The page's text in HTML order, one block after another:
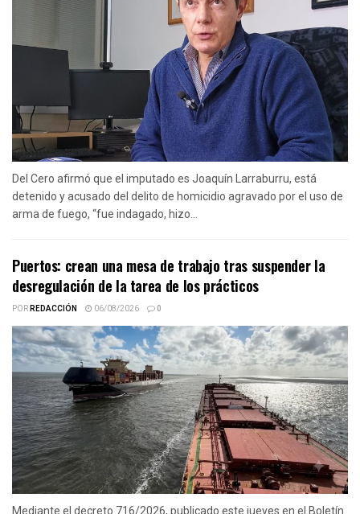
Del Cero afirmó que el imputado es Joaquín Larraburru, está
detenido y acusado del delito de homicidio agravado por el uso de
arma de fuego, “fue indagado, hizo...
Puertos: crean una mesa de trabajo tras suspender la
desregulación de la tarea de los prácticos
PORREDACCIÓN 06/08/2026 0
Mediante el decreto 716/2026, publicado este jueves en el Boletín